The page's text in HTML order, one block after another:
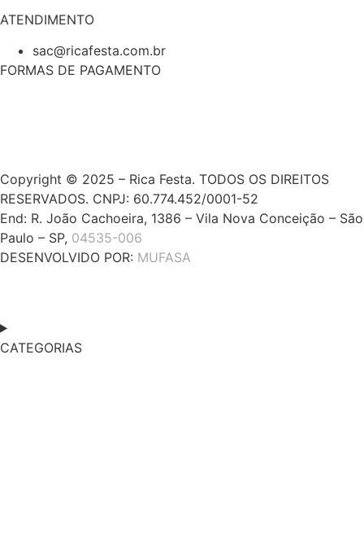
ATENDIMENTO
sac@ricafesta.com.br
FORMAS DE PAGAMENTO
Copyright © 2025 – Rica Festa. TODOS OS DIREITOS
RESERVADOS. CNPJ: 60.774.452/0001-52
End: R. João Cachoeira, 1386 – Vila Nova Conceição – São
Paulo – SP, 04535-006
DESENVOLVIDO POR: MUFASA
CATEGORIAS